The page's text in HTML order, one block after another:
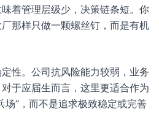
着管理层级少，决策链条短。你
那样只做一颗螺丝钉，而是有机
性。公司抗风险能力较弱，业务
于应届生而言，这里更适合作为
场”，而不是追求极致稳定或完善